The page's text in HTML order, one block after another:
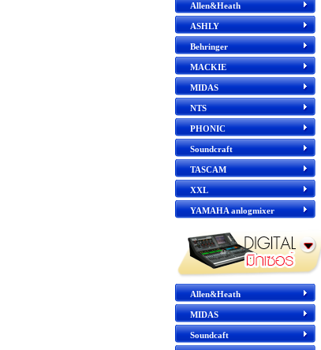
Allen&Heath
ASHLY
Behringer
MACKIE
MIDAS
NTS
PHONIC
Soundcraft
TASCAM
XXL
YAMAHA anlogmixer
Allen&Heath
MIDAS
Soundcaft